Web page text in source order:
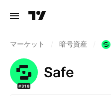
マーケット 暗号資産
#318
Safe